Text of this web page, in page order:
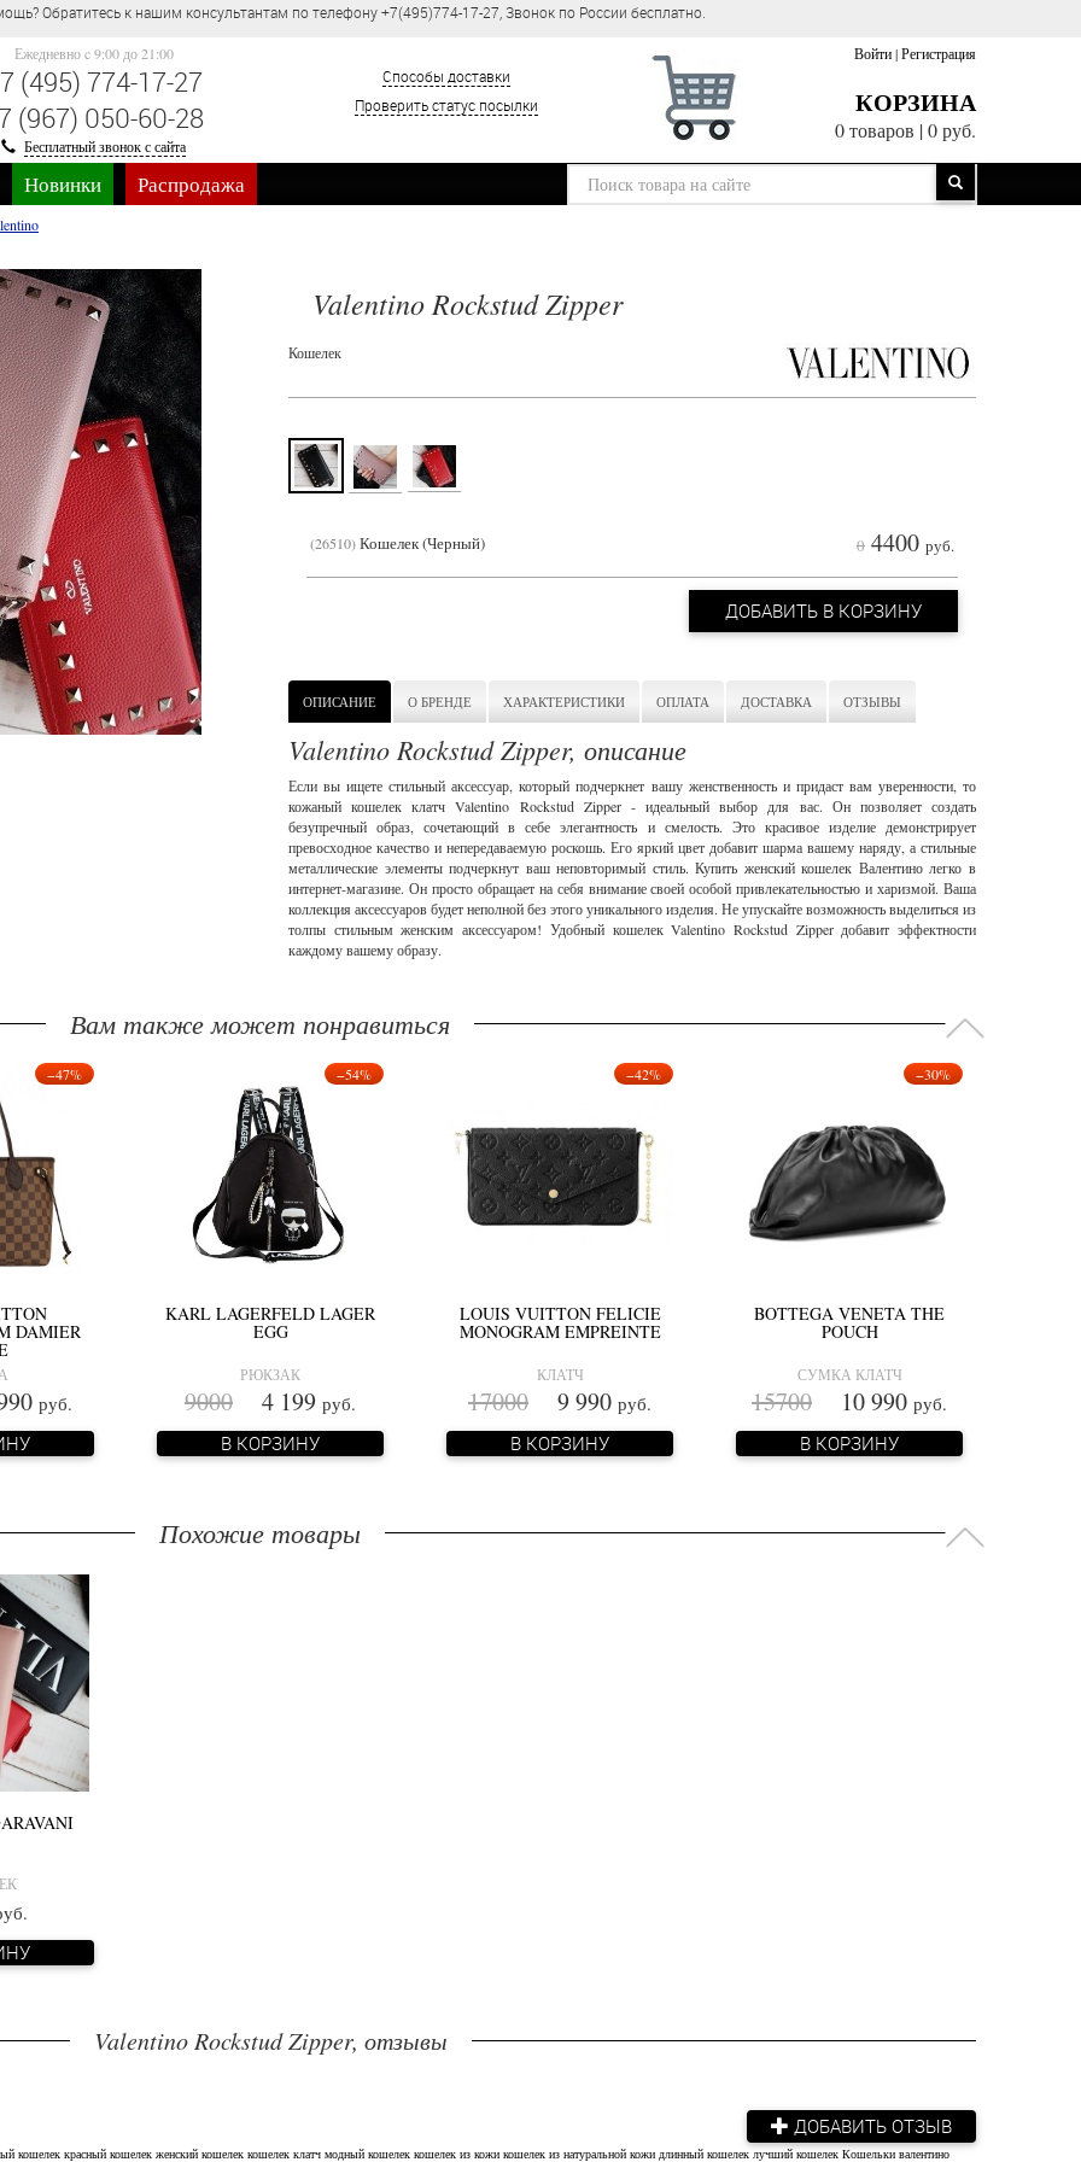
Обратитесь к нашим консультантам по телефону +7(495)774-17-27, Звонок по России бесплатно.
Ежедневно c 9:00 до 21:00
(495) 774-17-27
(967) 050-60-28
Бесплатный звонок с сайта
Способы доставки
Проверить статус посылки
Войти|Регистрация
КОРЗИНА
0 товаров |0 руб.
Новинки Распродажа
Valentino Rockstud Zipper
Кошелек
26510 Кошелек (Черный) 0 4400 руб.
ДОБАВИТЬ В КОРЗИНУ
ОПИСАНИЕ О БРЕНДЕ ХАРАКТЕРИСТИКИ ОПЛАТА ДОСТАВКА ОТЗЫВЫ
Valentino Rockstud Zipper, описание
Если вы ищете стильный аксессуар, который подчеркнет вашу женственность и придаст вам уверенности, то
кожаный кошелек клатч Valentino Rockstud Zipper - идеальный выбор для вас. Он позволяет создать
безупречный образ, сочетающий в себе элегантность и смелость. Это красивое изделие демонстрирует
превосходное качество и непередаваемую роскошь. Его яркий цвет добавит шарма вашему наряду, а стильные
металлические элементы подчеркнут ваш неповторимый стиль. Купить женский кошелек Валентино легко в
интернет-магазине. Он просто обращает на себя внимание своей особой привлекательностью и харизмой. Ваша
коллекция аксессуаров будет неполной без этого уникального изделия. Не упускайте возможность выделиться из
толпы стильным женским аксессуаром! Удобный кошелек Valentino Rockstud Zipper добавит эффектности
каждому вашему образу.
Вам также может понравиться
−47%
DAMIER
руб.
−54%
KARL LAGERFELD LAGER
EGG
РЮКЗАК
9000 4 199 руб.
В КОРЗИНУ
−42%
LOUIS VUITTON FELICIE
MONOGRAM EMPREINTE
КЛАТЧ
17000 9 990 руб.
В КОРЗИНУ
−30%
BOTTEGA VENETA THE
POUCH
СУМКА КЛАТЧ
15700 10 990 руб.
В КОРЗИНУ
Похожие товары
Valentino Rockstud Zipper, отзывы
ДОБАВИТЬ ОТЗЫВ
кошелек красный кошелек женский кошелек кошелек клатч модный кошелек кошелек из кожи кошелек из натуральной кожи длинный кошелек лучший кошелек Кошельки валентино